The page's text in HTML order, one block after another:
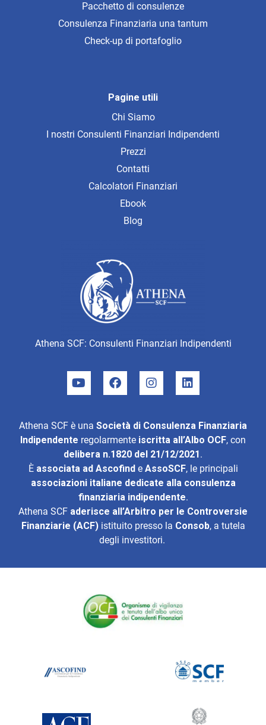
Athena SCF: Consulenti Finanziari Indipendenti
Pagine utili
Chi Siamo
I nostri Consulenti Finanziari Indipendenti
Prezzi
Contatti
Calcolatori Finanziari
Ebook
Blog
Pacchetto di consulenze
Consulenza Finanziaria una tantum
Check-up di portafoglio
Athena SCF è una Società di Consulenza Finanziaria
Indipendente regolarmente iscritta all’Albo OCF, con
delibera n.1820 del 21/12/2021.
È associata ad Ascofinde AssoSCF, le principali
associazioni italiane dedicate alla consulenza
finanziaria indipendente.
Athena SCF aderisce all’Arbitro per le Controversie
Finanziarie (ACF)istituito presso la Consob, a tutela
degli investitori.